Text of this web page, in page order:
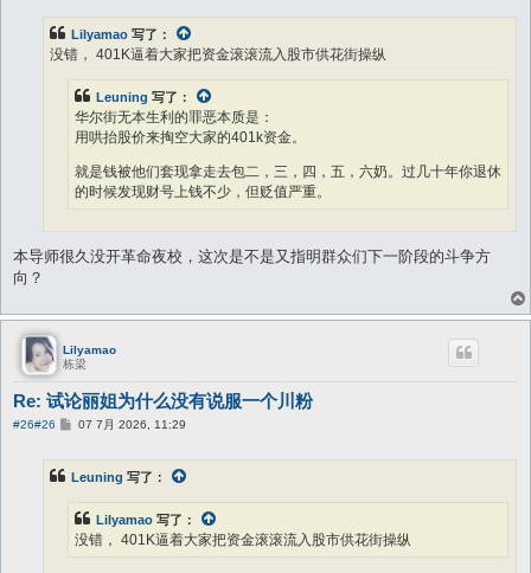
Lilyamao 写了：
没错， 401K逼着大家把资金滚滚流入股市供花街操纵
Leuning 写了：
华尔街无本生利的罪恶本质是：
用哄抬股价来掏空大家的401k资金。
就是钱被他们套现拿走去包二，三，四，五，六奶。过几十年你退休
的时候发现财号上钱不少，但贬值严重。
本导师很久没开革命夜校，这次是不是又指明群众们下一阶段的斗争方
向？
Lilyamao
栋梁
Re: 试论丽姐为什么没有说服一个川粉
#26#26
帖
07 7月 2026, 11:29
Leuning 写了：
Lilyamao 写了：
没错， 401K逼着大家把资金滚滚流入股市供花街操纵